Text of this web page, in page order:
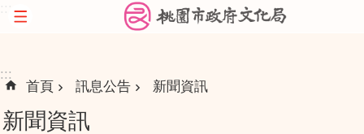
跳到主要內容區塊
:::
首頁 訊息公告 新聞資訊
新聞資訊